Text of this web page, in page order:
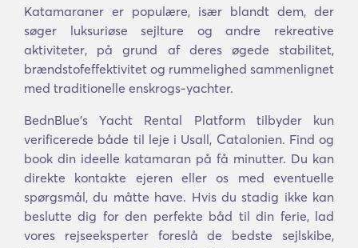
Katamaraner er populære, især blandt dem, der
søger luksuriøse sejlture og andre rekreative
aktiviteter, på grund af deres øgede stabilitet,
brændstofeffektivitet og rummelighed sammenlignet
med traditionelle enskrogs-yachter.
BednBlue's Yacht Rental Platform tilbyder kun
verificerede både til leje i Usall, Catalonien. Find og
book din ideelle katamaran på få minutter. Du kan
direkte kontakte ejeren eller os med eventuelle
spørgsmål, du måtte have. Hvis du stadig ikke kan
beslutte dig for den perfekte båd til din ferie, lad
vores rejseeksperter foreslå de bedste sejlskibe,